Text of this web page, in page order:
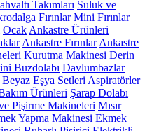
Takımları Suluk ve
Fırınlar Mini Fırınlar
Ocak Ankastre Ürünleri
Ankastre Fırınlar Ankastre
Kurutma Makinesi Derin
Buzdolabı Davlumbazlar
Beyaz Eşya Setleri Aspiratörler
Ürünleri Şarap Dolabı
Pişirme Makineleri Mısır
Yapma Makinesi Ekmek